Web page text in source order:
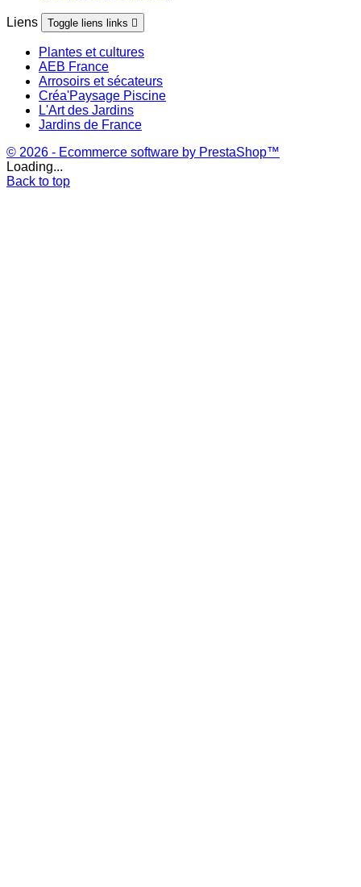
Liens Toggle liens links 
Plantes et cultures
AEB France
Arrosoirs et sécateurs
Créa'Paysage Piscine
L'Art des Jardins
Jardins de France
© 2026 - Ecommerce software by PrestaShop™
Loading...
Back to top